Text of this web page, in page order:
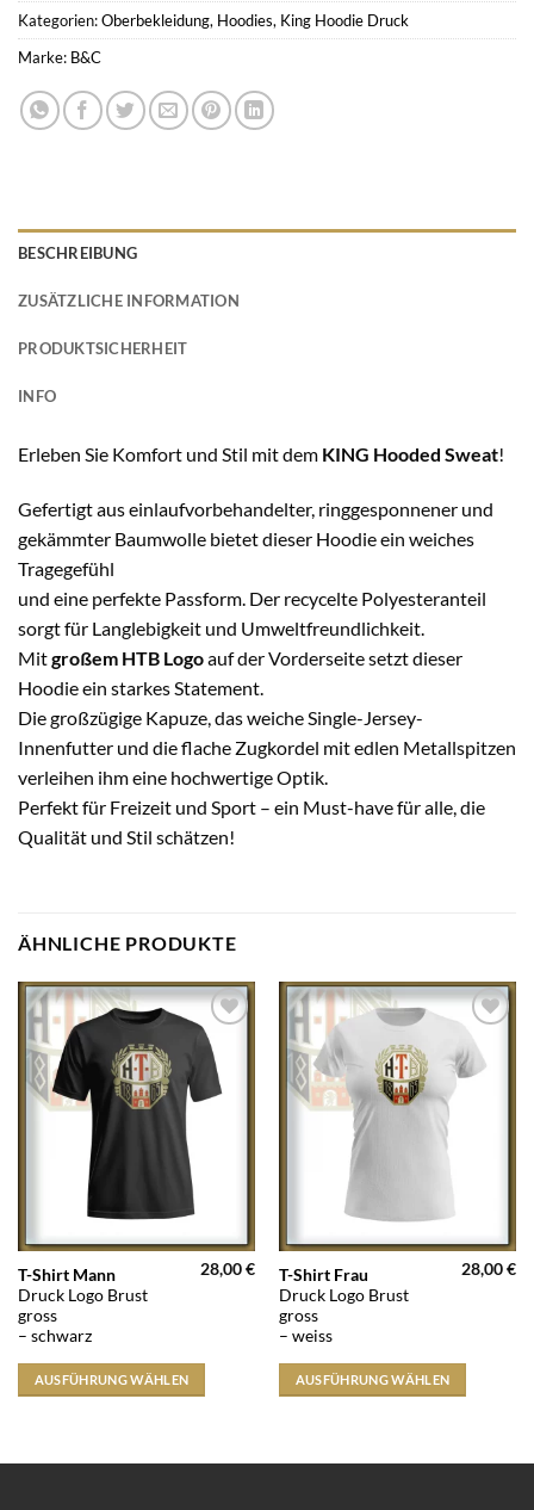
Kategorien:Oberbekleidung, Hoodies, King Hoodie Druck
Marke: B&C
BESCHREIBUNG
ZUSÄTZLICHE INFORMATION
PRODUKTSICHERHEIT
INFO
Erleben Sie Komfort und Stil mit dem KING Hooded Sweat!
Gefertigt aus einlaufvorbehandelter, ringgesponnener und
gekämmter Baumwolle bietet dieser Hoodie ein weiches
Tragegefühl
und eine perfekte Passform. Der recycelte Polyesteranteil
sorgt für Langlebigkeit und Umweltfreundlichkeit.
Mitgroßem HTB Logoauf der Vorderseite setzt dieser
Hoodie ein starkes Statement.
Die großzügige Kapuze, das weiche Single-Jersey-
Innenfutter und die flache Zugkordel mit edlen Metallspitzen
verleihen ihm eine hochwertige Optik.
Perfekt für Freizeit und Sport – ein Must-have für alle, die
Qualität und Stil schätzen!
ÄHNLICHE PRODUKTE
T-Shirt Mann
Druck Logo Brust
gross
– schwarz
28,00€
AUSFÜHRUNG WÄHLEN
Dieses
Produkt
weist
mehrere
Varianten
auf.
T-Shirt Frau
Druck Logo Brust
gross
– weiss
28,00€
AUSFÜHRUNG WÄHLEN
Dieses
Produkt
weist
mehrere
Varianten
auf.